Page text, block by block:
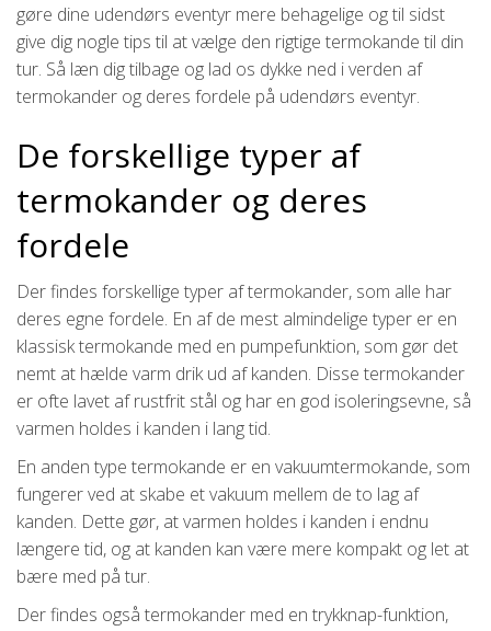
gøre dine udendørs eventyr mere behagelige og til sidst
give dig nogle tips til at vælge den rigtige termokande til din
tur. Så læn dig tilbage og lad os dykke ned i verden af
termokander og deres fordele på udendørs eventyr.
De forskellige typer af
termokander og deres
fordele
Der findes forskellige typer af termokander, som alle har
deres egne fordele. En af de mest almindelige typer er en
klassisk termokande med en pumpefunktion, som gør det
nemt at hælde varm drik ud af kanden. Disse termokander
er ofte lavet af rustfrit stål og har en god isoleringsevne, så
varmen holdes i kanden i lang tid.
En anden type termokande er en vakuumtermokande, som
fungerer ved at skabe et vakuum mellem de to lag af
kanden. Dette gør, at varmen holdes i kanden i endnu
længere tid, og at kanden kan være mere kompakt og let at
bære med på tur.
Der findes også termokander med en trykknap-funktion,